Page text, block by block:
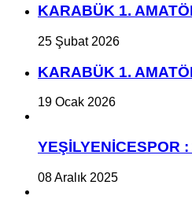
KARABÜK 1.
25 Şubat 2026
KARABÜK 1.
19 Ocak 2026
YEŞİLYENİCESPOR
08 Aralık 2025